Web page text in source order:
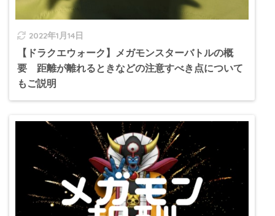
2022年1月14日
【ドラクエウォーク】メガモンスターバトルの概
要 距離が離れるときなどの注意すべき点について
もご説明